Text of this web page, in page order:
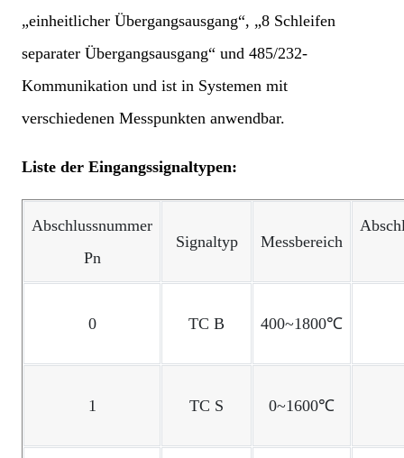
„einheitlicher Übergangsausgang“, „8 Schleifen
separater Übergangsausgang“ und 485/232-
Kommunikation und ist in Systemen mit
verschiedenen Messpunkten anwendbar.
Liste der Eingangssignaltypen:
Abschlussnummer
Pn
Signaltyp Messbereich
0 TC B 400~1800℃
1 TC S 0~1600℃